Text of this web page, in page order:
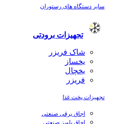
سایر دستگاه های رستوران
تجهیزات برودتی
شاک فریزر
یخساز
یخچال
فریزر
تجهیزات پخت غذا
اجاق برقی صنعتی
اجاق پلوپز صنعتی